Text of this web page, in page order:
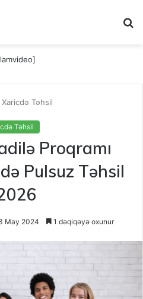
Xaricdə Təhsil
Təhsil
Proqramı
Pulsuz Təhsil
May 2024 1 dəqiqəyə oxunur